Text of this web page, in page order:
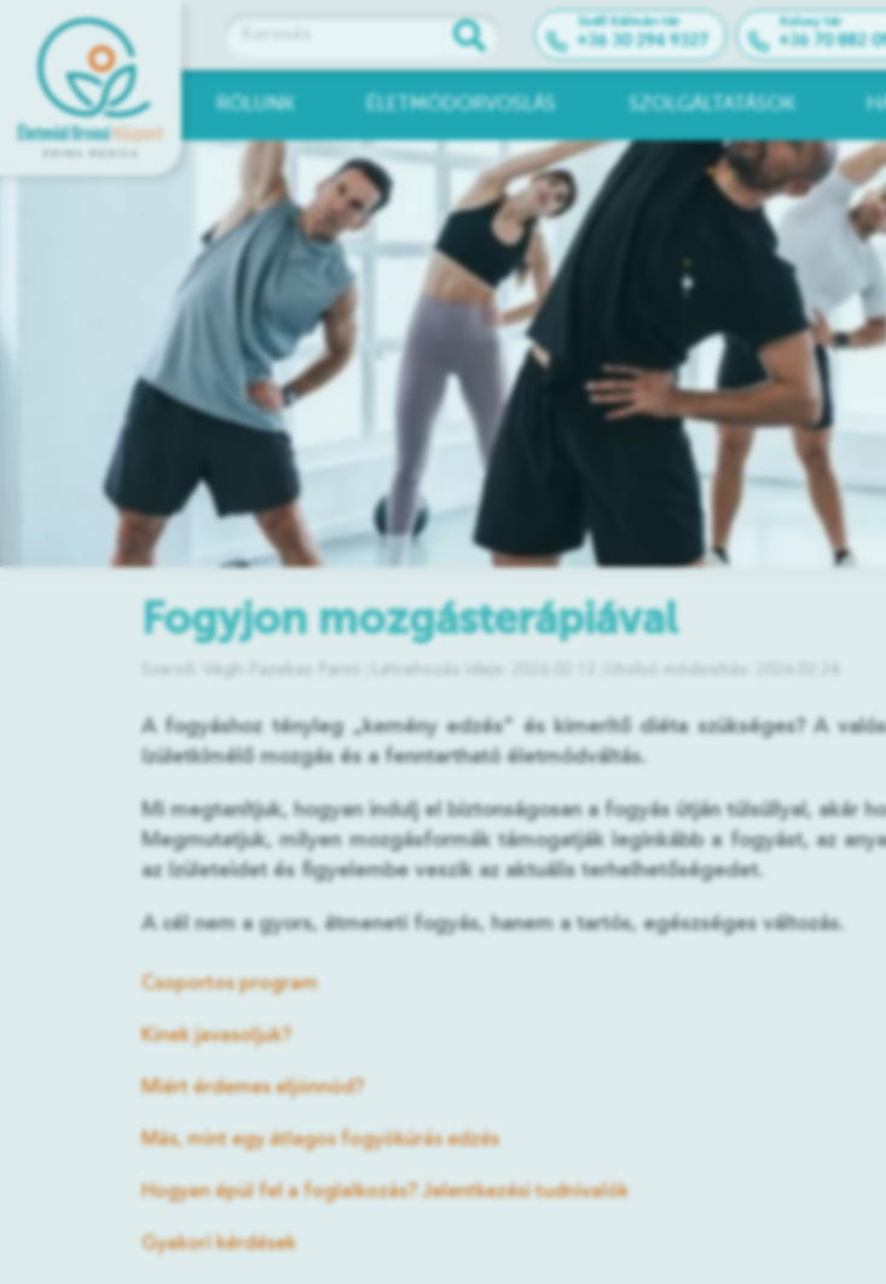
Széll Kálmán tér
+36 30 294 9327
Kolosy tér
+36 70 882
RÓLUNK ÉLETMÓDORVOSLÁS SZOLGÁLTATÁSOK
Fogyjon mozgásterápiával
A fogyáshoz tényleg „kemény edzés” és kimerítő diéta szükséges? A
ízületkímélő mozgás és a fenntartható életmódváltás.
Mi megtanítjuk, hogyan indulj el biztonságosan a fogyás útján túlsúllyal, akár
Megmutatjuk, milyen mozgásformák támogatják leginkább a fogyást, az
az ízületeidet és figyelembe veszik az aktuális terhelhetőségedet.
A cél nem a gyors, átmeneti fogyás, hanem a tartós, egészséges változás.
Csoportos program
Kinek javasoljuk?
Miért érdemes eljönnöd?
Más, mint egy átlagos fogyókúrás edzés
Hogyan épül fel a foglalkozás? Jelentkezési tudnivalók
Gyakori kérdések